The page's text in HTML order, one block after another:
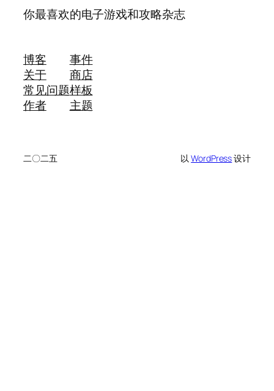
你最喜欢的电子游戏和攻略杂志
博客
关于
常见问题
作者
事件
商店
样板
主题
二〇二五 以WordPress设计